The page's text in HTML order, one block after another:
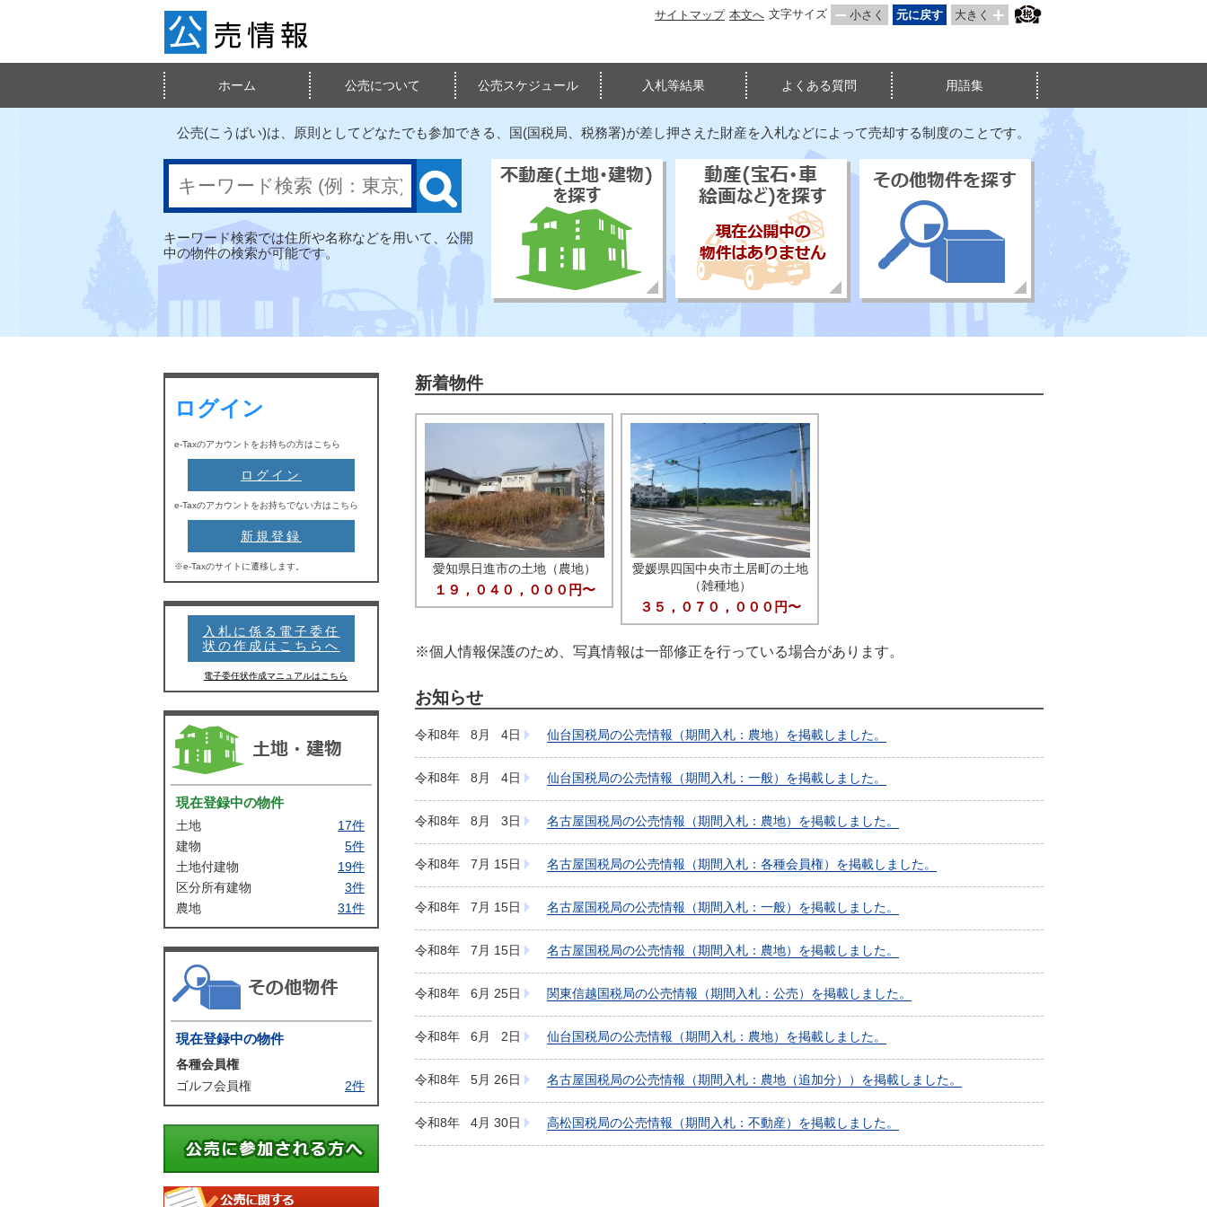
サイトマップ 本文へ 文字サイズ 小さく 元に戻す 大きく
ホーム 公売について 公売スケジュール 入札等結果 よくある質問 用語集
検索メニュー
公売(こうばい)は、原則としてどなたでも参加できる、国(国税局、税務署)が差し押さえた財産を入札などによって売却する制度のことです。
キーワード検索では住所や名称などを用いて、公開
中の物件の検索が可能です。
新着物件
愛知県日進市の土地（農地）
１９，０４０，０００円〜
愛媛県四国中央市土居町の土地
（雑種地）
３５，０７０，０００円〜
※個人情報保護のため、写真情報は一部修正を行っている場合があります。
お知らせ
令和8年 8月 4日 仙台国税局の公売情報（期間入札：農地）を掲載しました。
令和8年 8月 4日 仙台国税局の公売情報（期間入札：一般）を掲載しました。
令和8年 8月 3日 名古屋国税局の公売情報（期間入札：農地）を掲載しました。
令和8年 7月 15日 名古屋国税局の公売情報（期間入札：各種会員権）を掲載しました。
令和8年 7月 15日 名古屋国税局の公売情報（期間入札：一般）を掲載しました。
令和8年 7月 15日 名古屋国税局の公売情報（期間入札：農地）を掲載しました。
令和8年 6月 25日 関東信越国税局の公売情報（期間入札：公売）を掲載しました。
令和8年 6月 2日 仙台国税局の公売情報（期間入札：農地）を掲載しました。
令和8年 5月 26日 名古屋国税局の公売情報（期間入札：農地（追加分））を掲載しました。
令和8年 4月 30日 高松国税局の公売情報（期間入札：不動産）を掲載しました。
ログイン
e-Taxのアカウントをお持ちの方はこちら
ログイン
e-Taxのアカウントをお持ちでない方はこちら
新規登録
※e-Taxのサイトに遷移します。
入札に係る電子委任
状の作成はこちらへ
電子委任状作成マニュアルはこちら
現在登録中の物件
土地
17件
建物
5件
土地付建物
19件
区分所有建物
3件
農地
31件
その他物件
現在登録中の物件
各種会員権
ゴルフ会員権
2件